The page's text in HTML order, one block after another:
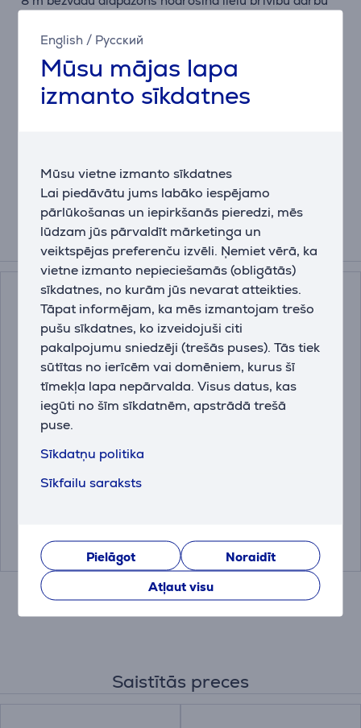
English / Русский
Mūsu mājas lapa
izmanto sīkdatnes
Mūsu vietne izmanto sīkdatnes
Lai piedāvātu jums labāko iespējamo
pārlūkošanas un iepirkšanās pieredzi, mēs
lūdzam jūs pārvaldīt mārketinga un
veiktspējas preferenču izvēli. Ņemiet vērā, ka
vietne izmanto nepieciešamās (obligātās)
sīkdatnes, no kurām jūs nevarat atteikties.
Tāpat informējam, ka mēs izmantojam trešo
pušu sīkdatnes, ko izveidojuši citi
pakalpojumu sniedzēji (trešās puses). Tās tiek
sūtītas no ierīcēm vai domēniem, kurus šī
tīmekļa lapa nepārvalda. Visus datus, kas
iegūti no šīm sīkdatnēm, apstrādā trešā
puse.
Sīkdatņu politika
Sīkfailu saraksts
Pielāgot
Noraidīt
Atļaut visu
darbības laiks, nodrošina lietošanu līdz pat 12
mēnešiem.
Mazs izmērs, lieli rezultāti
un 1600 DPI, lai viegli veiktu savus uzdevumus.
Papildus aksesuāri
Logitech Studio, zila -
956-000051
14.99 € 14.99 €
Saistītās preces